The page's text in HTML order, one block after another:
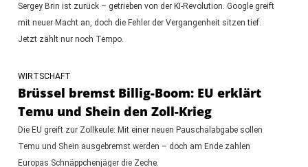
Sergey Brin ist zurück – getrieben von der KI-Revolution. Google greift
mit neuer Macht an, doch die Fehler der Vergangenheit sitzen tief.
Jetzt zählt nur noch Tempo.
WIRTSCHAFT
Brüssel bremst Billig-Boom: EU erklärt
Temu und Shein den Zoll-Krieg
Die EU greift zur Zollkeule: Mit einer neuen Pauschalabgabe sollen
Temu und Shein ausgebremst werden – doch am Ende zahlen
Europas Schnäppchenjäger die Zeche.